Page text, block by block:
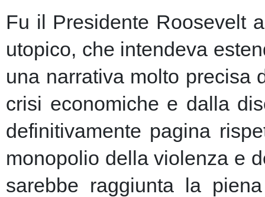
Fu il Presidente Roosevelt
utopico, che intendeva
una narrativa molto precisa
crisi economiche e dalla
definitivamente pagina
monopolio della violenza e
sarebbe raggiunta la